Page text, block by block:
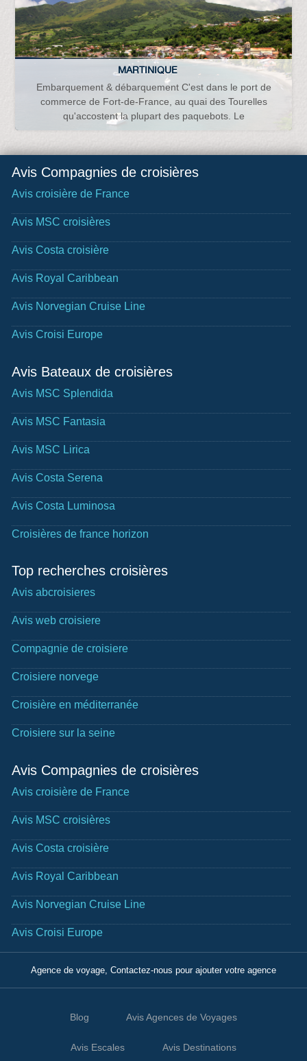
MARTINIQUE
Embarquement & débarquement C'est dans le port de
commerce de Fort-de-France, au quai des Tourelles
qu'accostent la plupart des paquebots. Le
Avis Compagnies de croisières
Avis croisière de France
Avis MSC croisières
Avis Costa croisière
Avis Royal Caribbean
Avis Norvegian Cruise Line
Avis Croisi Europe
Avis Bateaux de croisières
Avis MSC Splendida
Avis MSC Fantasia
Avis MSC Lirica
Avis Costa Serena
Avis Costa Luminosa
Croisières de france horizon
Top recherches croisières
Avis abcroisieres
Avis web croisiere
Compagnie de croisiere
Croisiere norvege
Croisière en méditerranée
Croisiere sur la seine
Avis Compagnies de croisières
Avis croisière de France
Avis MSC croisières
Avis Costa croisière
Avis Royal Caribbean
Avis Norvegian Cruise Line
Avis Croisi Europe
Agence de voyage, Contactez-nous pour ajouter votre agence
Blog Avis Agences de Voyages
Avis Escales Avis Destinations